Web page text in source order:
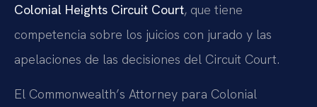
Colonial Heights Circuit Court, que tiene
competencia sobre los juicios con jurado y las
apelaciones de las decisiones del Circuit Court.
El Commonwealth’s Attorney para Colonial